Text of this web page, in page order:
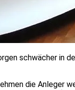
schwächer in
die Anleger